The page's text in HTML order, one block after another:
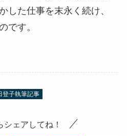
した仕事を末永く続け、
です。
登子執筆記事
シェアしてね！